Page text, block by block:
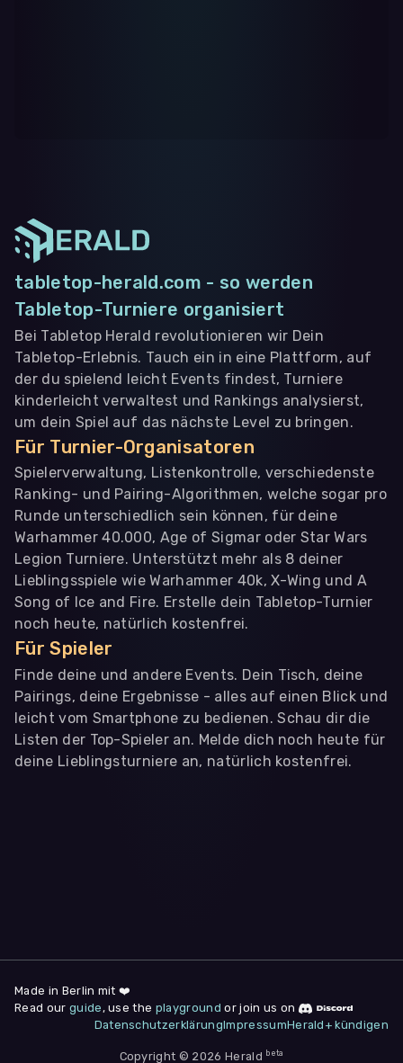
tabletop-herald.com - so werden
Tabletop-Turniere organisiert
Bei Tabletop Herald revolutionieren wir Dein
Tabletop-Erlebnis. Tauch ein in eine Plattform, auf
der du spielend leicht Events findest, Turniere
kinderleicht verwaltest und Rankings analysierst,
um dein Spiel auf das nächste Level zu bringen.
Für Turnier-Organisatoren
Spielerverwaltung, Listenkontrolle, verschiedenste
Ranking- und Pairing-Algorithmen, welche sogar pro
Runde unterschiedlich sein können, für deine
Warhammer 40.000, Age of Sigmar oder Star Wars
Legion Turniere. Unterstützt mehr als 8 deiner
Lieblingsspiele wie Warhammer 40k, X-Wing und A
Song of Ice and Fire. Erstelle dein Tabletop-Turnier
noch heute, natürlich kostenfrei.
Für Spieler
Finde deine und andere Events. Dein Tisch, deine
Pairings, deine Ergebnisse - alles auf einen Blick und
leicht vom Smartphone zu bedienen. Schau dir die
Listen der Top-Spieler an. Melde dich noch heute für
deine Lieblingsturniere an, natürlich kostenfrei.
deine Zustimmung jederzeit unter "
am Seitenende widerrufen.
Nur notwendige
Made in Berlin mit ❤️
Read our guide , use the playground or join us on
DatenschutzerklärungImpressumHerald+ kündigen
Copyright © 2026 Herald beta